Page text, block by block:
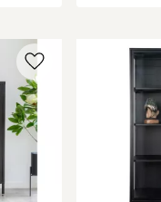
Lägg till i favoriter